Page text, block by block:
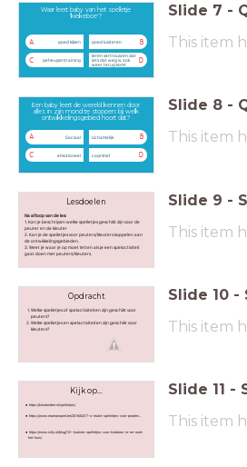
Waar leert baby van het spelletje
'kiekeboe'?
A goed kijken B
goed luisteren
C geheugentraining D
leren vertrouwen dat
iets dat weg is, ook
weer terug komt
Slide 7 -
This item
Een baby leert de wereld kennen door
alles in zijn mond te stoppen: bij welk
ontwikkelingsgebied hoort dat?
A Sociaal B
Lichamelijk
C emotioneel D
cognitief
Slide 8 -
This item
Lesdoelen
Na afloop van de les:
1. Kan je beschrijven welke spelletjes geschikt zijn voor de
peuter en de kleuter
2. Kan je de spelletjes voor peuters/kleuters koppelen aan
de ontwikkelingsgebieden.
3. Weet je waar je op moet letten als je een spelactiviteit
gaat doen met peuters/kleuters.
Slide 9 -
This item
Opdracht
Welke spelletjes of spelactiviteiten zijn geschikt voor
peuters?
Welke spelletjes en spelactiviteiten zijn geschikt voor
kleuters?
Slide 10 -
This item
Kijk op...
https://kleuteridee.nl/spelletjes/
https://www.mamaexpert.be/2018/04/17-x-leuke-spelletjes-voor-peuters...
https://www.sitly.nl/blog/101-leukste-spelletjes-voor-kinderen-in-en-rond-
het-huis/
Slide 11 -
This item